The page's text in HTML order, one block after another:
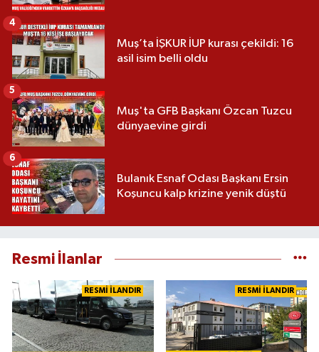
Muş’ta İŞKUR İUP kurası çekildi: 16
asil isim belli oldu
4
Muş'ta GFB Başkanı Özcan Tuzcu
dünyaevine girdi
5
Bulanık Esnaf Odası Başkanı Ersin
Koşuncu kalp krizine yenik düştü
6
Resmi İlanlar
RESMİ İLANDIR RESMİ İLANDIR